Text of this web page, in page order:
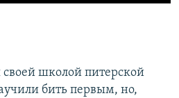
своей школой питерской
бить первым, но,